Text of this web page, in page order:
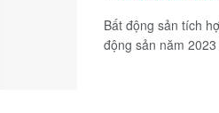
Bất động sản tích
động sản năm 2023